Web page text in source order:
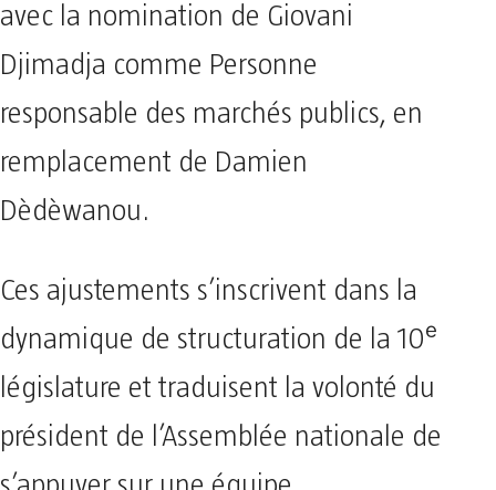
avec la nomination de Giovani
Djimadja comme Personne
responsable des marchés publics, en
remplacement de Damien
Dèdèwanou.
Ces ajustements s’inscrivent dans la
dynamique de structuration de la 10ᵉ
législature et traduisent la volonté du
président de l’Assemblée nationale de